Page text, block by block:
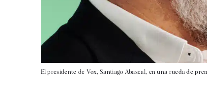
El presidente de Vox, Santiago Abascal, en una rueda de